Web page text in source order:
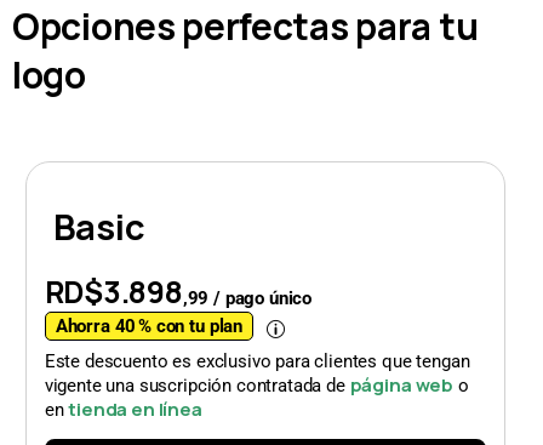
Opciones perfectas para tu
logo
Basic
RD$3.898,99 / pago único
Ahorra 40 % con tu plan
Este descuento es exclusivo para clientes que tengan
vigente una suscripción contratada de página web o
entienda en línea